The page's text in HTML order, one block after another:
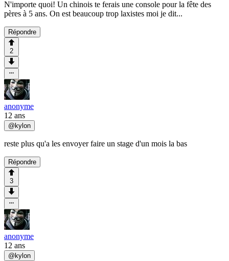
N'importe quoi! Un chinois te ferais une console pour la fête des
pères à 5 ans. On est beaucoup trop laxistes moi je dit...
Répondre
2
anonyme
12 ans
@ kylon
reste plus qu'a les envoyer faire un stage d'un mois la bas
Répondre
3
anonyme
12 ans
@ kylon